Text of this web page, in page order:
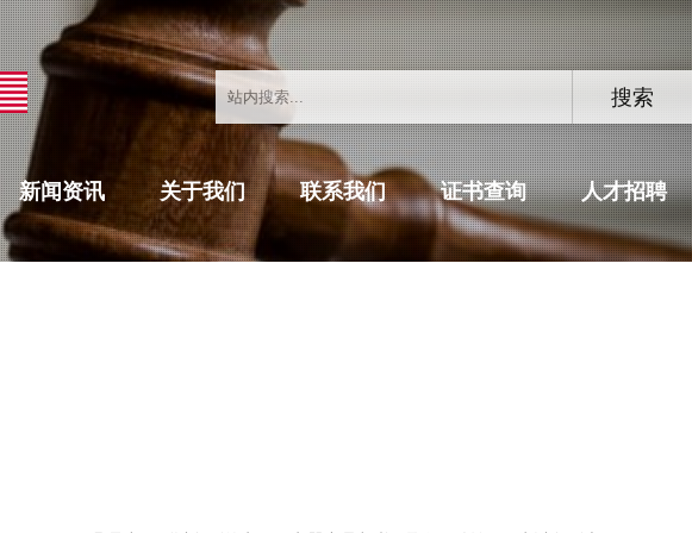
新闻资讯 关于我们 联系我们 证书查询 人才招聘